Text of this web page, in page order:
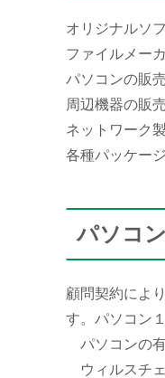
オリジナルソ
ファイルメー
パソコンの販売
周辺機器の販売
ネットワーク
各種パッケー
パソコ
顧問契約によ
す。パソコン
パソコンの
ウィルスチ